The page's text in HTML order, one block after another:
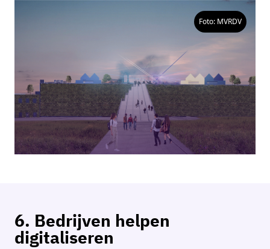
Foto: MVRDV
6. Bedrijven helpen
digitaliseren